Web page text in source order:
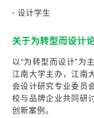
· 设计学生
关于为转型而设计
以“为转型而设计”为
江南大学主办，江南
会设计研究专业委员
校与品牌企业共同研
创新案例。